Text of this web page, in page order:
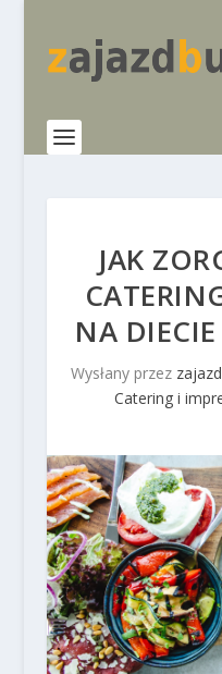
JAK
NA DIECIE
Wysłany przez
Catering i